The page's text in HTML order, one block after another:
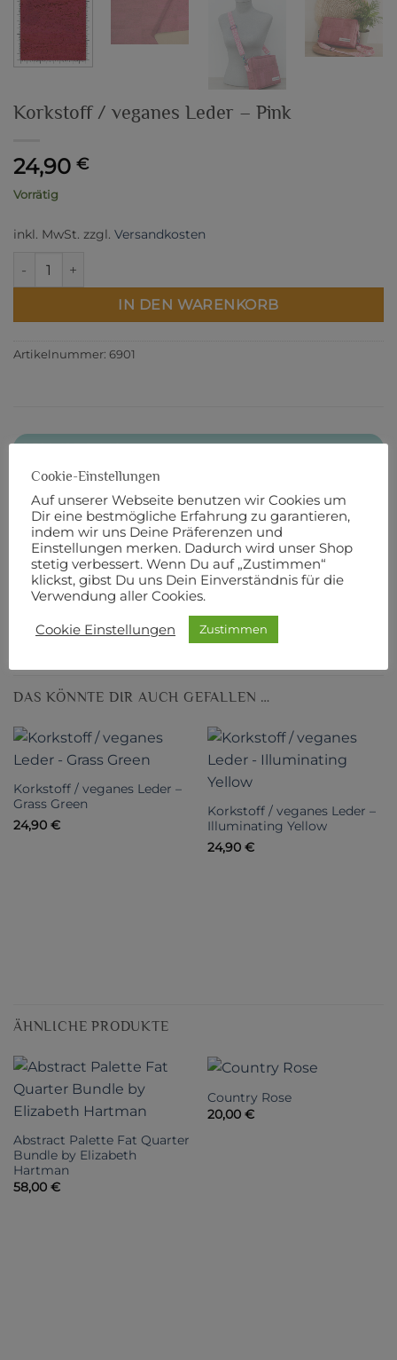
Korkstoff / veganes Leder – Pink
24,90 €
Vorrätig
inkl. MwSt. zzgl. Versandkosten
IN DEN WARENKORB
Artikelnummer: 6901
BESCHREIBUNG
PRODUKTSICHERHEIT
ca. 50 cm x 70 cm
Die Oberseite dieses Stoffs ist aus Kork.
Die Unterseite dieses Stoffs besteht aus 30 %
Baumwolle und 70 % Polyester.
DAS KÖNNTE DIR AUCH GEFALLEN …
Korkstoff / veganes Leder –
Grass Green
24,90 €
Korkstoff / veganes Leder –
Illuminating Yellow
24,90 €
ÄHNLICHE PRODUKTE
Abstract Palette Fat Quarter
Bundle by Elizabeth
Hartman
58,00 €
Country Rose
20,00 €
Cookie-Einstellungen
Auf unserer Webseite benutzen wir Cookies um
Dir eine bestmögliche Erfahrung zu garantieren,
indem wir uns Deine Präferenzen und
Einstellungen merken. Dadurch wird unser Shop
stetig verbessert. Wenn Du auf „Zustimmen“
klickst, gibst Du uns Dein Einverständnis für die
Verwendung aller Cookies.
Cookie Einstellungen Zustimmen